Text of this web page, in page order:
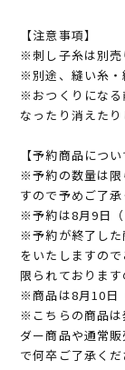
【注意事項】
※刺し子糸は別売
※別途、縫い糸・
※おつくりになる
なったり消えたり
【予約商品につい
※予約の数量は限
すので予めご了承
※予約は8月9日（
※予約が終了した
をいたしますの
限られております
※商品は8月10日
※こちらの商品は
ダー商品や通常
で何卒ご了承くだ